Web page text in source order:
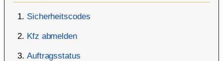
Sicherheitscodes
Kfz abmelden
Auftragsstatus